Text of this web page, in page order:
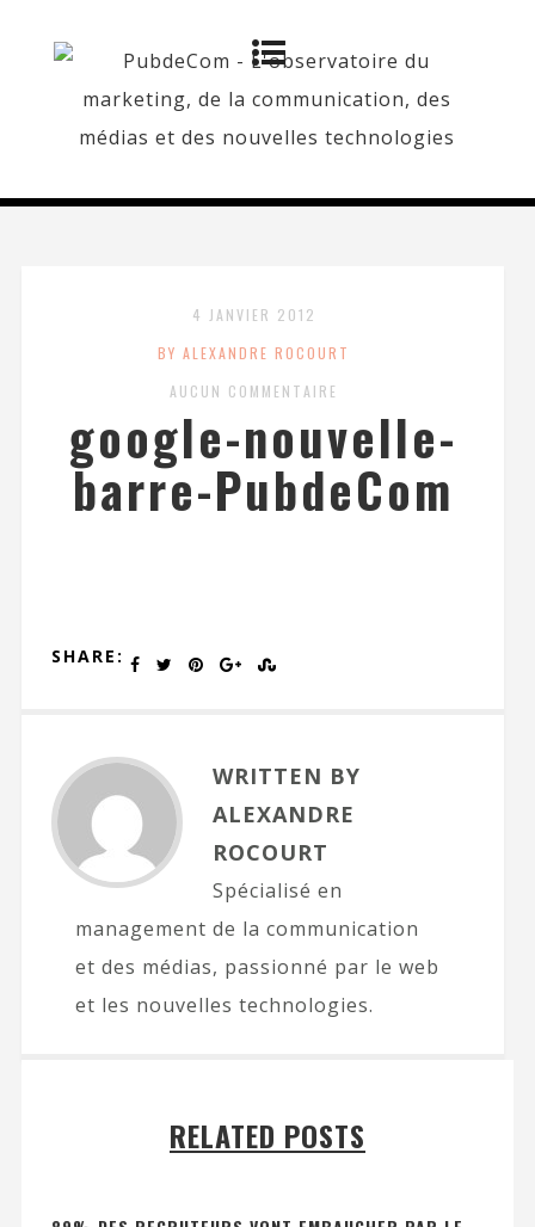
4 JANVIER 2012
BY ALEXANDRE ROCOURT
AUCUN COMMENTAIRE
google-nouvelle-
barre-PubdeCom
SHARE:
WRITTEN BY
ALEXANDRE
ROCOURT
Spécialisé en
management de la communication
et des médias, passionné par le web
et les nouvelles technologies.
RELATED POSTS